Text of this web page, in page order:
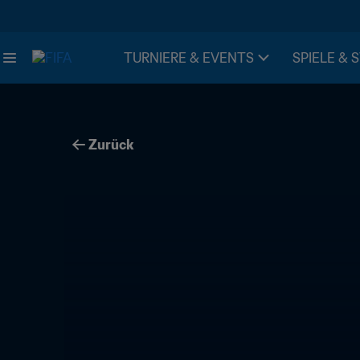
TURNIERE & EVENTS SPIELE &
Zurück